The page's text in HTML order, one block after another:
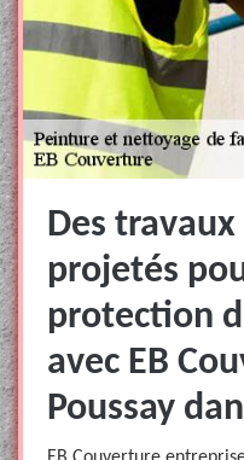
Des
projetés
protection
avec EB
Poussay